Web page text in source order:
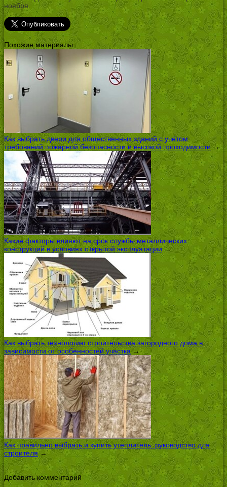
ноября.
Похожие материалы
Как выбрать двери для общественных зданий с учётом
требований пожарной безопасности и высокой проходимости→
Какие факторы влияют на срок службы металлических
конструкций в условиях открытой эксплуатации →
Как выбрать технологию строительства загородного дома в
зависимости от особенностей участка→
Как правильно выбрать и купить утеплитель: руководство для
строителя→
Добавить комментарий